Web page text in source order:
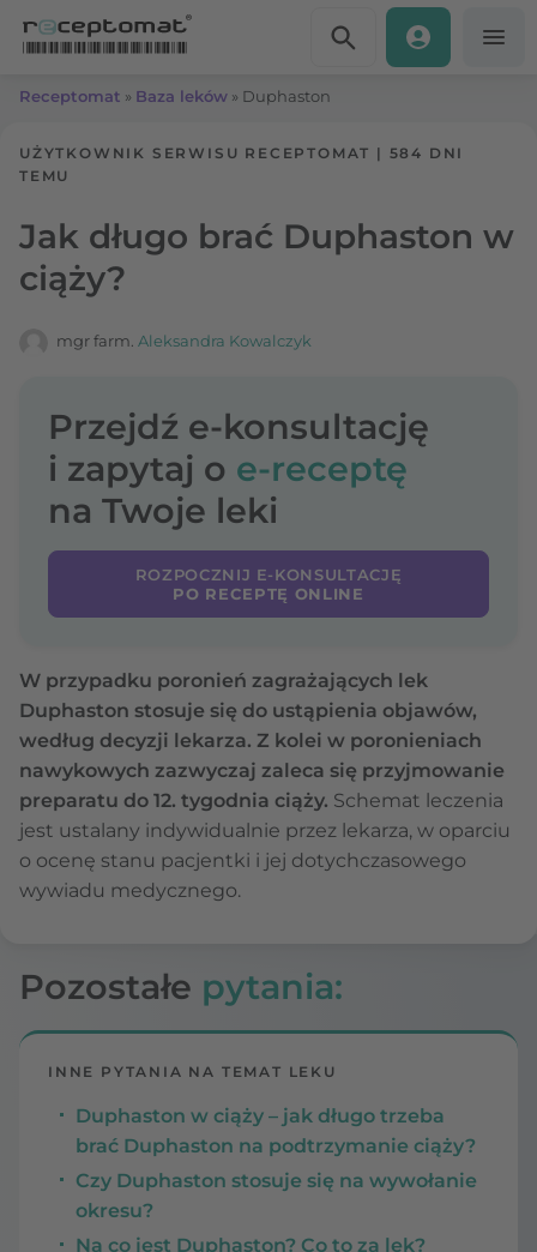
Receptomat » Baza leków » Duphaston
UŻYTKOWNIK SERWISU RECEPTOMAT | 584 DNI
TEMU
Jak długo brać Duphaston w
ciąży?
mgr farm. Aleksandra Kowalczyk
Przejdź e-konsultację
i zapytaj o e-receptę
na Twoje leki
ROZPOCZNIJ E-KONSULTACJĘ
PO RECEPTĘ ONLINE
W przypadku poronień zagrażających lek
Duphaston stosuje się do ustąpienia objawów,
według decyzji lekarza. Z kolei w poronieniach
nawykowych zazwyczaj zaleca się przyjmowanie
preparatu do 12. tygodnia ciąży. Schemat leczenia
jest ustalany indywidualnie przez lekarza, w oparciu
o ocenę stanu pacjentki i jej dotychczasowego
wywiadu medycznego.
Pozostałe pytania:
INNE PYTANIA NA TEMAT LEKU
Duphaston w ciąży – jak długo trzeba
brać Duphaston na podtrzymanie ciąży?
Czy Duphaston stosuje się na wywołanie
okresu?
Na co jest Duphaston? Co to za lek?